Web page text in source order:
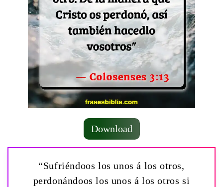
Download
“Sufriéndoos los unos á los otros,
perdonándoos los unos á los otros si